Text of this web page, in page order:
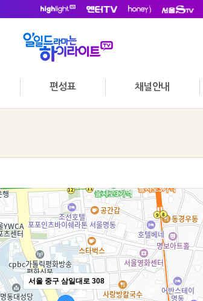
편성표 채널안내
서울 중구 삼일대로 308